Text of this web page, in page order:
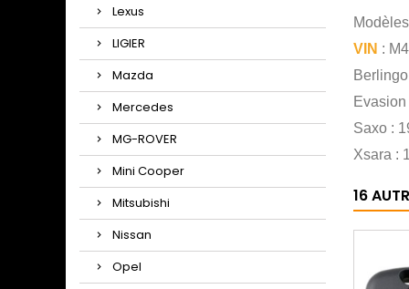
Lexus
LIGIER
Mazda
Mercedes
MG-ROVER
Mini Cooper
Mitsubishi
Nissan
Opel
VIN :
Saxo :
Xsara :
16